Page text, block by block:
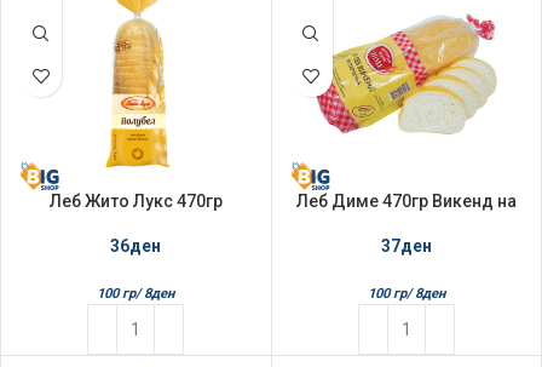
Леб Жито Лукс 470гр
36ден
100 гр/ 8ден
Леб Диме 470гр Викенд на
37ден
100 гр/ 8ден